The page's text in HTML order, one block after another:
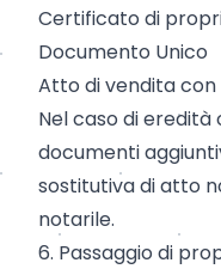
Certificato di
Documento Unico
Atto di vendita
Nel caso di
documenti
sostitutiva di atto
notarile.
6. Passaggio di